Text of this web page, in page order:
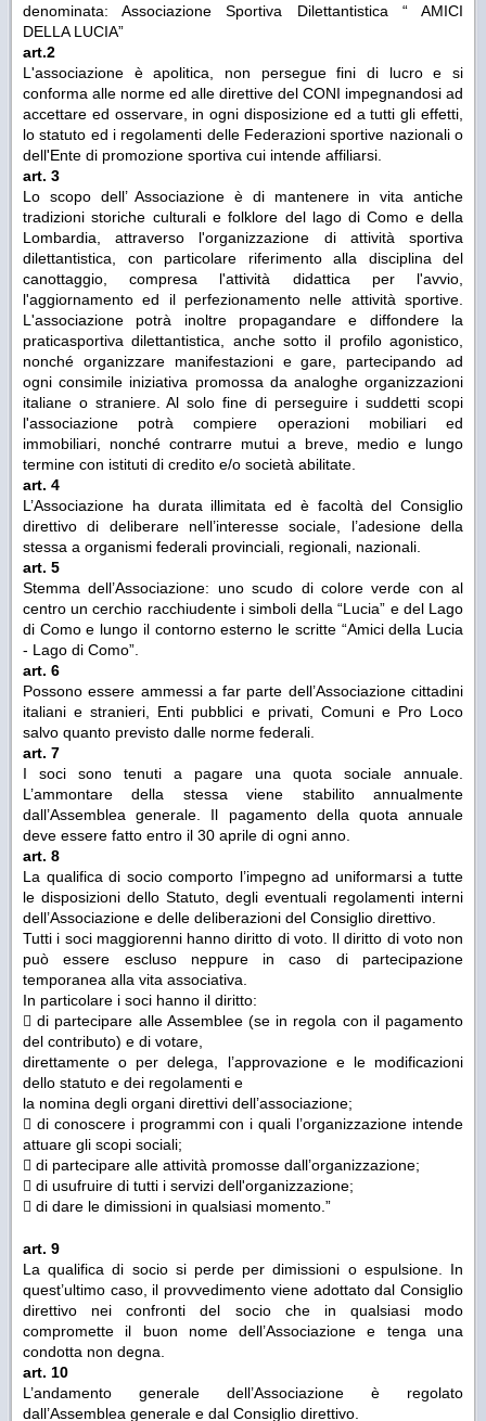
denominata: Associazione Sportiva Dilettantistica “ AMICI
DELLA LUCIA”
art.2
L'associazione è apolitica, non persegue fini di lucro e si
conforma alle norme ed alle direttive del CONI impegnandosi ad
accettare ed osservare, in ogni disposizione ed a tutti gli effetti,
lo statuto ed i regolamenti delle Federazioni sportive nazionali o
dell'Ente di promozione sportiva cui intende affiliarsi.
art. 3
Lo scopo dell’ Associazione è di mantenere in vita antiche
tradizioni storiche culturali e folklore del lago di Como e della
Lombardia, attraverso l'organizzazione di attività sportiva
dilettantistica, con particolare riferimento alla disciplina del
canottaggio, compresa l'attività didattica per l'avvio,
l'aggiornamento ed il perfezionamento nelle attività sportive.
L'associazione potrà inoltre propagandare e diffondere la
praticasportiva dilettantistica, anche sotto il profilo agonistico,
nonché organizzare manifestazioni e gare, partecipando ad
ogni consimile iniziativa promossa da analoghe organizzazioni
italiane o straniere. Al solo fine di perseguire i suddetti scopi
l'associazione potrà compiere operazioni mobiliari ed
immobiliari, nonché contrarre mutui a breve, medio e lungo
termine con istituti di credito e/o società abilitate.
art. 4
L’Associazione ha durata illimitata ed è facoltà del Consiglio
direttivo di deliberare nell’interesse sociale, l’adesione della
stessa a organismi federali provinciali, regionali, nazionali.
art. 5
Stemma dell’Associazione: uno scudo di colore verde con al
centro un cerchio racchiudente i simboli della “Lucia” e del Lago
di Como e lungo il contorno esterno le scritte “Amici della Lucia
- Lago di Como”.
art. 6
Possono essere ammessi a far parte dell’Associazione cittadini
italiani e stranieri, Enti pubblici e privati, Comuni e Pro Loco
salvo quanto previsto dalle norme federali.
art. 7
I soci sono tenuti a pagare una quota sociale annuale.
L’ammontare della stessa viene stabilito annualmente
dall’Assemblea generale. Il pagamento della quota annuale
deve essere fatto entro il 30 aprile di ogni anno.
art. 8
La qualifica di socio comporto l’impegno ad uniformarsi a tutte
le disposizioni dello Statuto, degli eventuali regolamenti interni
dell’Associazione e delle deliberazioni del Consiglio direttivo.
Tutti i soci maggiorenni hanno diritto di voto. Il diritto di voto non
può essere escluso neppure in caso di partecipazione
temporanea alla vita associativa.
In particolare i soci hanno il diritto:
 di partecipare alle Assemblee (se in regola con il pagamento
del contributo) e di votare,
direttamente o per delega, l’approvazione e le modificazioni
dello statuto e dei regolamenti e
la nomina degli organi direttivi dell’associazione;
 di conoscere i programmi con i quali l’organizzazione intende
attuare gli scopi sociali;
 di partecipare alle attività promosse dall’organizzazione;
 di usufruire di tutti i servizi dell'organizzazione;
 di dare le dimissioni in qualsiasi momento.”
art. 9
La qualifica di socio si perde per dimissioni o espulsione. In
quest’ultimo caso, il provvedimento viene adottato dal Consiglio
direttivo nei confronti del socio che in qualsiasi modo
compromette il buon nome dell’Associazione e tenga una
condotta non degna.
art. 10
L’andamento generale dell’Associazione è regolato
dall’Assemblea generale e dal Consiglio direttivo.